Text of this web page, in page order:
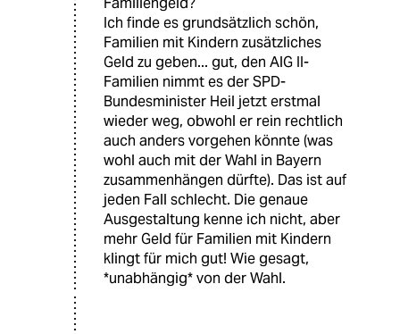
Ich finde es grundsätzlich schön,
Familien mit Kindern zusätzliches
Geld zu geben... gut, den AlG II-
Familien nimmt es der SPD-
Bundesminister Heil jetzt erstmal
wieder weg, obwohl er rein rechtlich
auch anders vorgehen könnte (was
wohl auch mit der Wahl in Bayern
zusammenhängen dürfte). Das ist auf
jeden Fall schlecht. Die genaue
Ausgestaltung kenne ich nicht, aber
mehr Geld für Familien mit Kindern
klingt für mich gut! Wie gesagt,
*unabhängig* von der Wahl.